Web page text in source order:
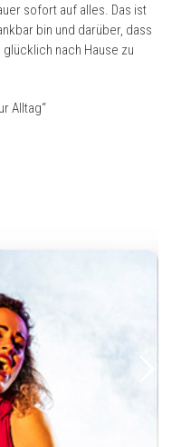
sofort auf alles. Das ist
bin und darüber, dass
nach Hause zu
Alltag“